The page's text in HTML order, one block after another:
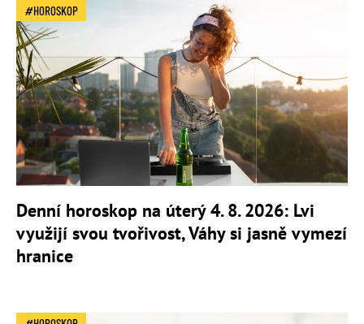
HOROSKOP
Denní horoskop na úterý 4. 8. 2026: Lvi
využijí svou tvořivost, Váhy si jasně vymezí
hranice